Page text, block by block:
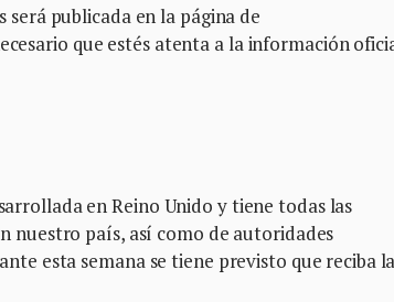
será publicada en la página de
que estés atenta a la información
en Reino Unido y tiene todas las
nuestro país, así como de autoridades
esta semana se tiene previsto que reciba la